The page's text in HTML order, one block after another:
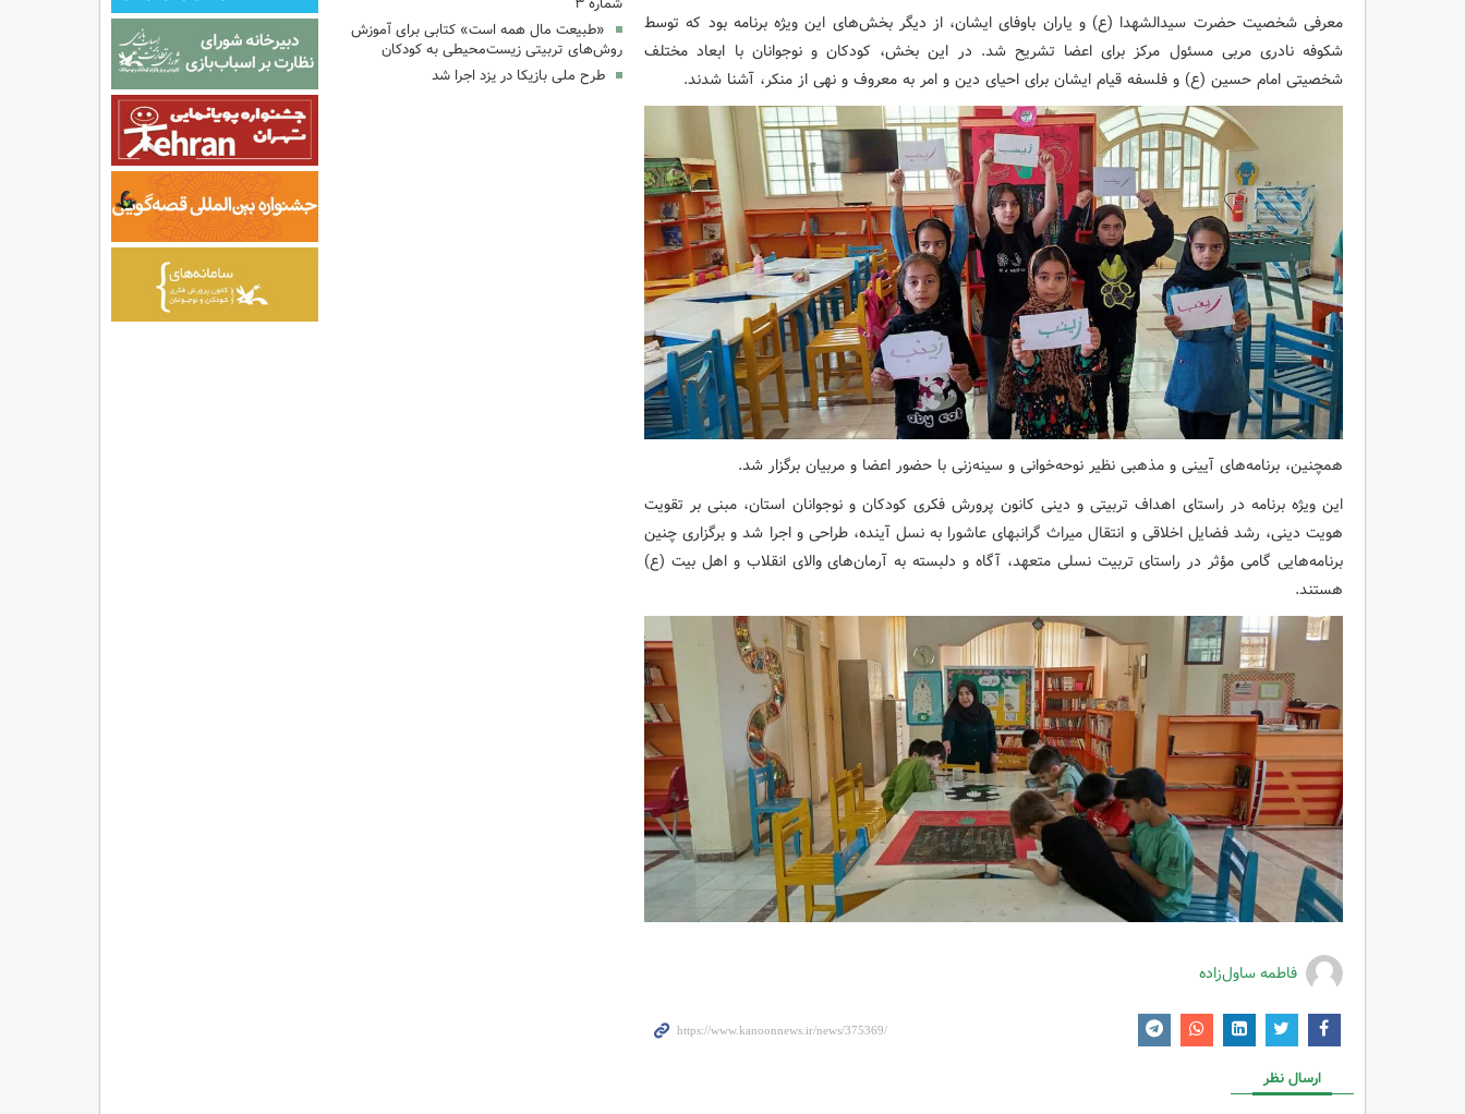
معرفی شخصیت حضرت سیدالشهدا (ع) و یاران باوفای ایشان، از دیگر بخش‌های این ویژه برنامه بود که توسط
شکوفه نادری مربی مسئول مرکز برای اعضا تشریح شد. در این بخش، کودکان و نوجوانان با ابعاد مختلف
شخصیتی امام حسین (ع) و فلسفه قیام ایشان برای احیای دین و امر به معروف و نهی از منکر، آشنا شدند.
همچنین، برنامه‌های آیینی و مذهبی نظیر نوحه‌خوانی و سینه‌زنی با حضور اعضا و مربیان برگزار شد.
این ویژه برنامه در راستای اهداف تربیتی و دینی کانون پرورش فکری کودکان و نوجوانان استان، مبنی بر تقویت
هویت دینی، رشد فضایل اخلاقی و انتقال میراث گرانبهای عاشورا به نسل آینده، طراحی و اجرا شد و برگزاری چنین
برنامه‌هایی گامی مؤثر در راستای تربیت نسلی متعهد، آگاه و دلبسته به آرمان‌های والای انقلاب و اهل بیت (ع)
هستند.
فاطمه ساول‌زاده
ارسال نظر
«طبیعت مال همه است» کتابی برای آموزش
روش‌های تربیتی زیست‌محیطی به کودکان
طرح ملی بازیکا در یزد اجرا شد